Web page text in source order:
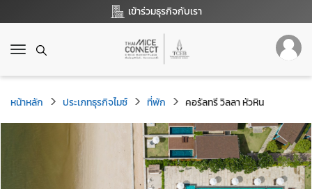
เข้าร่วมธุรกิจกับเรา
T
g
g
l
e
หน้าหลัก ประเภทธุรกิจไมซ์ ที่พัก คอรัลทรี วิลลา หัวหิน